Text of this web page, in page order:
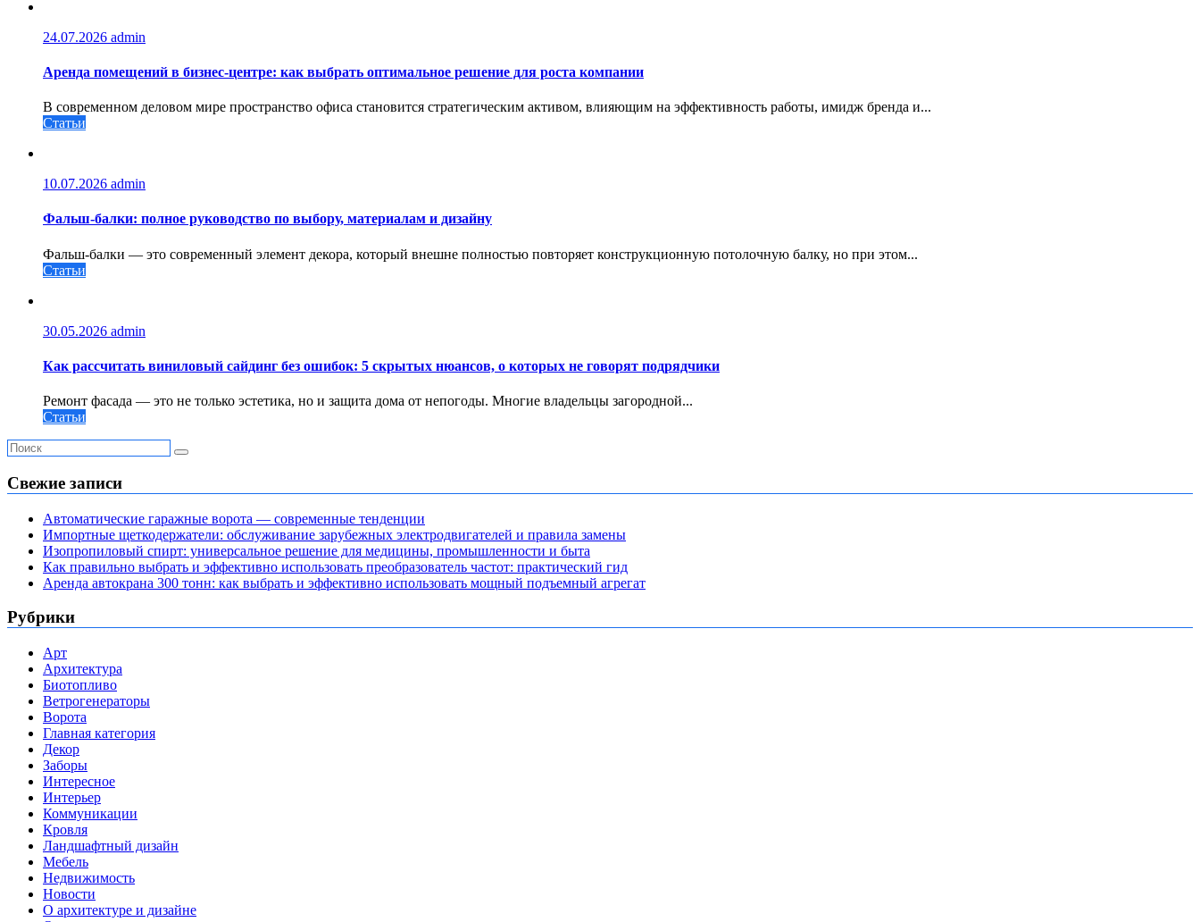
24.07.2026 admin
Аренда помещений в бизнес‑центре: как выбрать оптимальное решение для роста компании
В современном деловом мире пространство офиса становится стратегическим активом, влияющим на эффективность работы, имидж бренда и...
Статьи
10.07.2026 admin
Фальш-балки: полное руководство по выбору, материалам и дизайну
Фальш-балки — это современный элемент декора, который внешне полностью повторяет конструкционную потолочную балку, но при этом...
Статьи
30.05.2026 admin
Как рассчитать виниловый сайдинг без ошибок: 5 скрытых нюансов, о которых не говорят подрядчики
Ремонт фасада — это не только эстетика, но и защита дома от непогоды. Многие владельцы загородной...
Статьи
Свежие записи
Автоматические гаражные ворота — современные тенденции
Импортные щеткодержатели: обслуживание зарубежных электродвигателей и правила замены
Изопропиловый спирт: универсальное решение для медицины, промышленности и быта
Как правильно выбрать и эффективно использовать преобразователь частот: практический гид
Аренда автокрана 300 тонн: как выбрать и эффективно использовать мощный подъемный агрегат
Рубрики
Арт
Архитектура
Биотопливо
Ветрогенераторы
Ворота
Главная категория
Декор
Заборы
Интересное
Интерьер
Коммуникации
Кровля
Ландшафтный дизайн
Мебель
Недвижимость
Новости
О архитектуре и дизайне